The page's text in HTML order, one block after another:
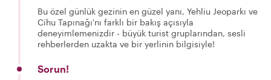
Bu özel günlük gezinin en güzel yanı, Yehliu Jeoparkı ve
Cihu Tapınağı'nı farklı bir bakış açısıyla
deneyimlemenizdir - büyük turist gruplarından, sesli
rehberlerden uzakta ve bir yerlinin bilgisiyle!
Sorun!